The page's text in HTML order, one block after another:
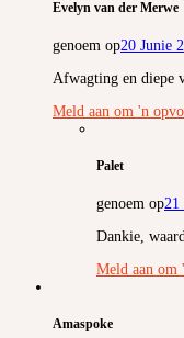
Evelyn van der Merwe
genoem op20 Junie
Afwagting en diepe
Meld aan om 'n
Palet
genoem op21
Dankie,
Meld aan om
Amaspoke